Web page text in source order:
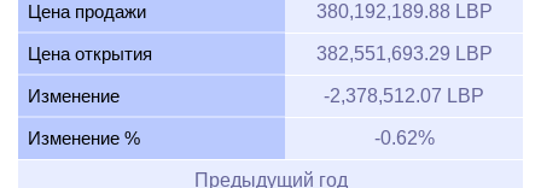
Цена продажи 380,192,189.88 LBP
Цена открытия 382,551,693.29 LBP
Изменение -2,378,512.07 LBP
Изменение % -0.62%
Предыдущий год